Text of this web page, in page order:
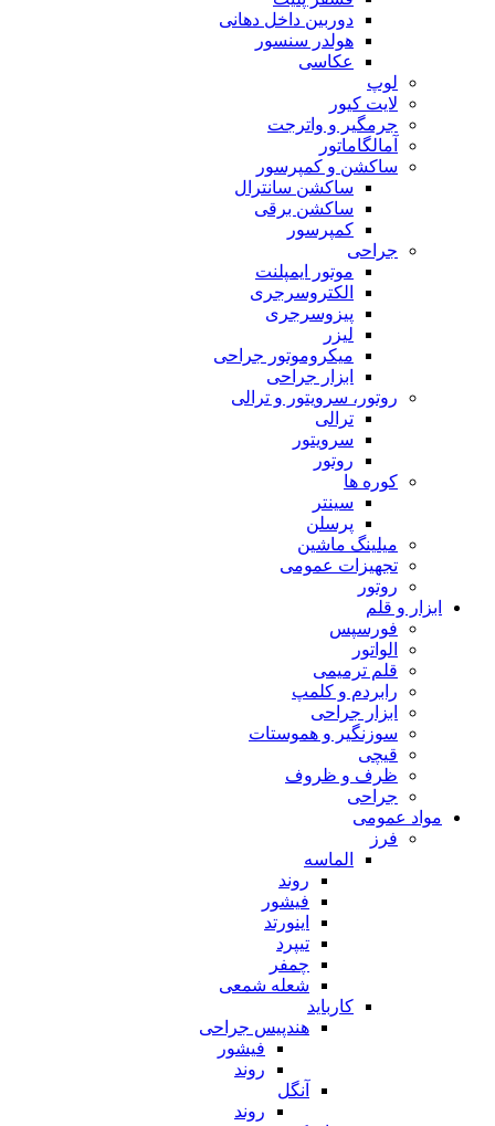
دوربین داخل دهانی
هولدر سنسور
عکاسی
لوپ
لایت کیور
جرمگیر و واترجت
آمالگاماتور
ساکشن و کمپرسور
ساکشن سانترال
ساکشن برقی
کمپرسور
جراحی
موتور ایمپلنت
الکتروسرجری
پیزوسرجری
لیزر
میکروموتور جراحی
ابزار جراحی
روتور، سرویتور و ترالی
ترالی
سرویتور
روتور
کوره ها
سینتر
پرسلن
میلینگ ماشین
تجهیزات عمومی
روتور
ابزار و قلم
فورسپس
الواتور
قلم ترمیمی
رابردم و کلمپ
ابزار جراحی
سوزنگیر و هموستات
قیچی
ظرف و ظروف
جراحی
مواد عمومی
فرز
الماسه
روند
فیشور
اینورتد
تیپرد
چمفر
شعله شمعی
کارباید
هندپیس جراحی
فیشور
روند
آنگل
روند